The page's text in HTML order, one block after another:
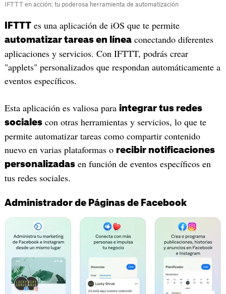
IFTTT en acción: tu poderosa herramienta de automatización
IFTTTes una aplicación de iOS que te permite
automatizar tareas en líneaconectando diferentes
aplicaciones y servicios. Con IFTTT, podrás crear
"applets" personalizados que respondan automáticamente a
eventos específicos.
Esta aplicación es valiosa para integrar tus redes
socialescon otras herramientas y servicios, lo que te
permite automatizar tareas como compartir contenido
nuevo en varias plataformas o recibir notificaciones
personalizadasen función de eventos específicos en
tus redes sociales.
Administrador de Páginas de Facebook